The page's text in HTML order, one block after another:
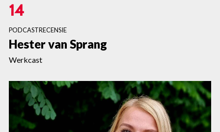
14
PODCASTRECENSIE
Hester van Sprang
Werkcast